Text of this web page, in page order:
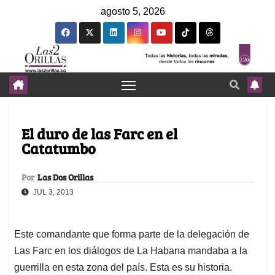
agosto 5, 2026
El duro de las Farc en el
Catatumbo
Por Las Dos Orillas
JUL 3, 2013
Este comandante que forma parte de la delegación de
Las Farc en los diálogos de La Habana mandaba a la
guerrilla en esta zona del país. Esta es su historia.